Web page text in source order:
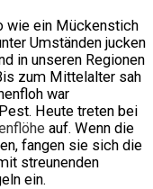
wie ein Mückenstich
Umständen jucken
in unseren Regionen
zum Mittelalter sah
war
Heute treten bei
auf. Wenn die
fangen sie sich die
streunenden
ein.